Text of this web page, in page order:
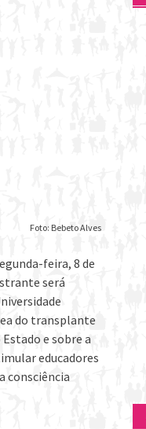
Foto: Bebeto Alves
feira, 8 de
será
do transplante
e sobre a
educadores
consciência